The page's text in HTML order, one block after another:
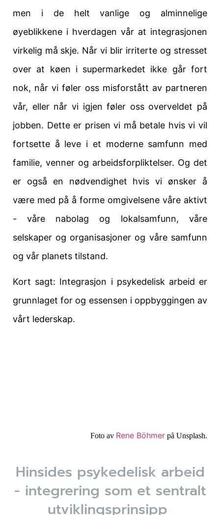
men i de helt vanlige og alminnelige
øyeblikkene i hverdagen vår at integrasjonen
virkelig må skje. Når vi blir irriterte og stresset
over at køen i supermarkedet ikke går fort
nok, når vi føler oss misforstått av partneren
vår, eller når vi igjen føler oss overveldet på
jobben. Dette er prisen vi må betale hvis vi vil
fortsette å leve i et moderne samfunn med
familie, venner og arbeidsforpliktelser. Og det
er også en nødvendighet hvis vi ønsker å
være med på å forme omgivelsene våre aktivt
- våre nabolag og lokalsamfunn, våre
selskaper og organisasjoner og våre samfunn
og vår planets tilstand.
Kort sagt: Integrasjon i psykedelisk arbeid er
grunnlaget for og essensen i oppbyggingen av
vårt lederskap.
Foto av Rene Böhmer på Unsplash.
Hinsides psykedelisk arbeid
- integrering som et sentralt
utviklingsprinsipp